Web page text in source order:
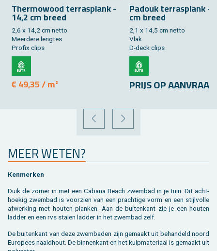
Ther­mo­wood ter­ras­plank -
14,2 cm breed
2,6 x 14,2 cm netto
Meer­de­re leng­tes
Pro­fix clips
€ 49,35 / m²
Pa­douk ter­ras­plank -
cm breed
2,1 x 14,5 cm netto
Vlak
D-deck clips
PRIJS OP AAN­VRAAG
VORIGE VOLGENDE
MEER WETEN?
Ken­mer­ken
Duik de zomer in met een Ca­ba­na Beach zwem­bad in je tuin. Dit acht­
hoe­kig zwem­bad is voor­zien van een prach­ti­ge vorm en een stijl­vol­le
af­wer­king met hou­ten plan­ken. Aan de bui­ten­kant zie je een hou­ten
lad­der en een rvs sta­len lad­der in het zwem­bad zelf.
De bui­ten­kant van deze zwem­ba­den zijn ge­maakt uit be­han­deld noord
Eu­ro­pees naald­hout. De bin­nen­kant en het kuip­ma­te­ri­aal is ge­maakt uit